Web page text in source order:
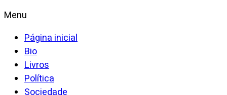
Menu
Página inicial
Bio
Livros
Política
Sociedade